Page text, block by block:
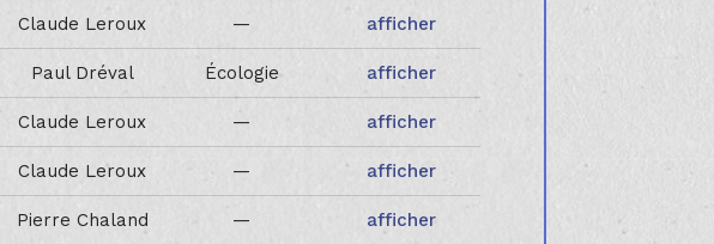
Claude Leroux — afficher
Paul Dréval Écologie afficher
Claude Leroux — afficher
Claude Leroux — afficher
Pierre Chaland — afficher